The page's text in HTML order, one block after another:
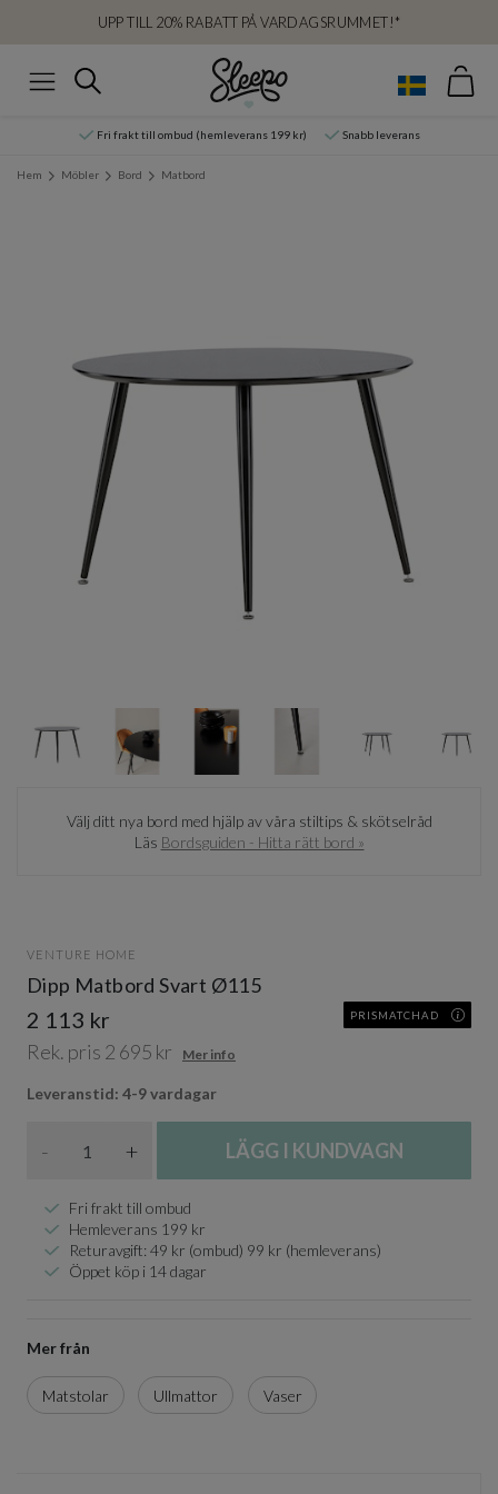
UPP TILL 20% RABATT PÅ VARDAGSRUMMET!*
Sök
Fri frakt till ombud (hemleverans 199 kr) Snabb leverans
Hem Möbler Bord Matbord
Välj ditt nya bord med hjälp av våra stiltips & skötselråd
Läs Bordsguiden - Hitta rätt bord »
VENTURE HOME
Dipp Matbord Svart Ø115
2 113 kr PRISMATCHAD
Rek. pris 2 695 kr Mer info
Leveranstid: 4-9 vardagar
- + LÄGG I KUNDVAGN
Fri frakt till ombud
Hemleverans 199 kr
Returavgift: 49 kr (ombud) 99 kr (hemleverans)
Öppet köp i 14 dagar
Mer från
Matstolar Ullmattor Vaser